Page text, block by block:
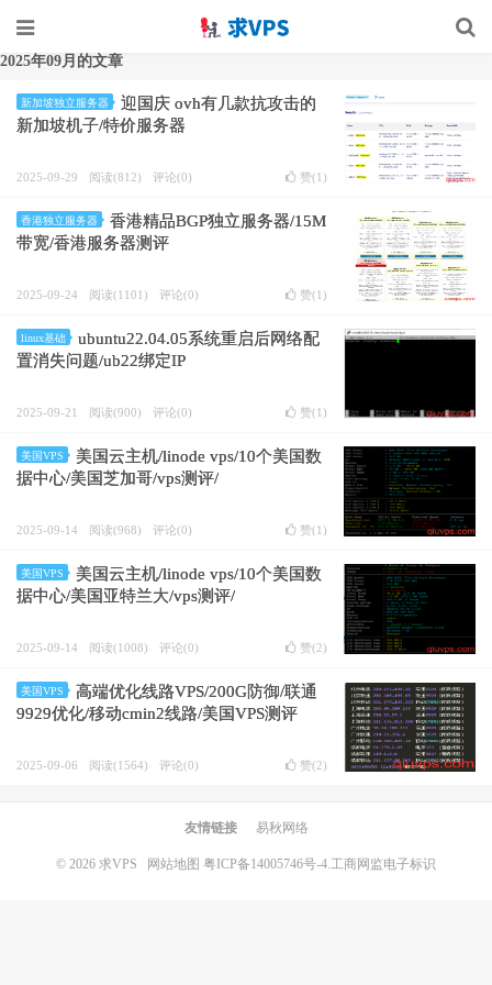
2025年09月的文章
新加坡独立服务器
迎国庆 ovh有几款抗攻击的
新加坡机子/特价服务器
2025-09-29 阅读(812) 评论(0) 赞(1 )
香港独立服务器
香港精品BGP独立服务器/15M
带宽/香港服务器测评
2025-09-24 阅读(1101) 评论(0) 赞(1 )
linux基础
ubuntu22.04.05系统重启后网络配
置消失问题/ub22绑定IP
2025-09-21 阅读(900) 评论(0) 赞(1 )
美国VPS
美国云主机/linode vps/10个美国数
据中心/美国芝加哥/vps测评/
2025-09-14 阅读(968) 评论(0) 赞(1 )
美国VPS
美国云主机/linode vps/10个美国数
据中心/美国亚特兰大/vps测评/
2025-09-14 阅读(1008) 评论(0) 赞(2)
美国VPS
高端优化线路VPS/200G防御/联通
9929优化/移动cmin2线路/美国VPS测评
2025-09-06 阅读(1564) 评论(0) 赞(2)
友情链接 易秋网络
© 2026 求VPS 网站地图 粤ICP备14005746号-4.工商网监电子标识